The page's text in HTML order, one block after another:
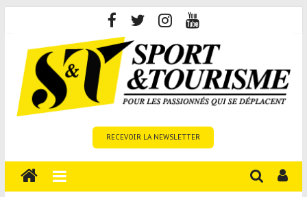
content
Tourisme
est
RECEVOIR LA NEWSLETTER